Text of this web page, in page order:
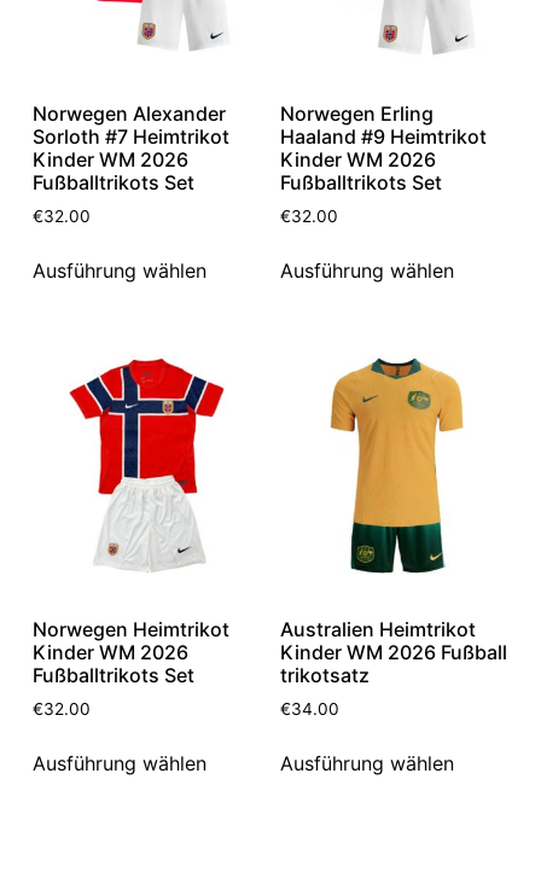
Norwegen Alexander
Sorloth #7 Heimtrikot
Kinder WM 2026
Fußballtrikots Set
€32.00
Ausführung wählen
Norwegen Erling
Haaland #9 Heimtrikot
Kinder WM 2026
Fußballtrikots Set
€32.00
Ausführung wählen
Norwegen Heimtrikot
Kinder WM 2026
Fußballtrikots Set
€32.00
Ausführung wählen
Australien Heimtrikot
Kinder WM 2026 Fußball
trikotsatz
€34.00
Ausführung wählen